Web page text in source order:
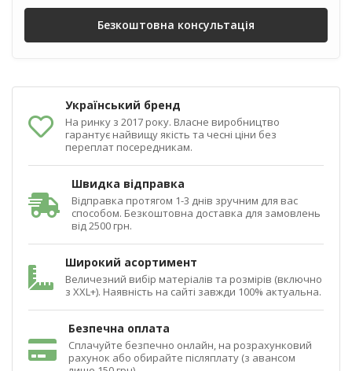
Безкоштовна консультація
Український бренд
На ринку з 2017 року. Власне виробництво
гарантує найвищу якість та чесні ціни без
переплат посередникам.
Швидка відправка
Відправка протягом 1-3 днів зручним для вас
способом. Безкоштовна доставка для замовлень
від 2500 грн.
Широкий асортимент
Величезний вибір матеріалів та розмірів (включно
з XXL+). Наявність на сайті завжди 100% актуальна.
Безпечна оплата
Сплачуйте безпечно онлайн, на розрахунковий
рахунок або обирайте післяплату (з авансом